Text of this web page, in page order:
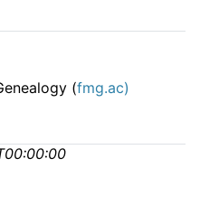
(fmg.ac)